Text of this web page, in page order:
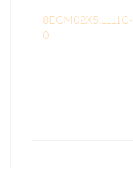
8ECM02X5.1111C-
0